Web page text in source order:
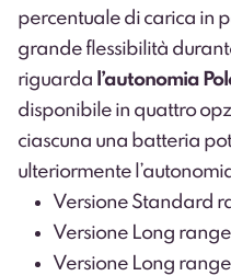
percentuale di carica in
grande flessibilità
riguarda l’autonomia
disponibile in quattro
ciascuna una batteria
ulteriormente
Versione Standard
Versione Long
Versione Long